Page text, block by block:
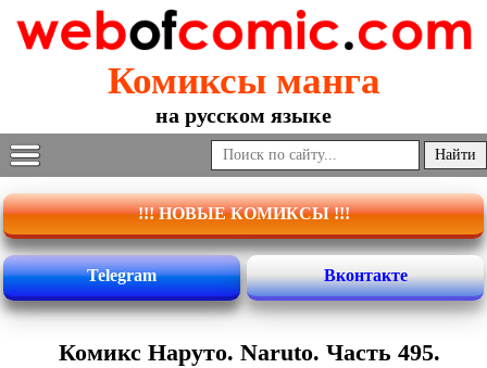
Комиксы манга
на русском языке
!!! НОВЫЕ КОМИКСЫ !!!
Telegram Вконтакте
Комикс Наруто. Naruto. Часть 495.